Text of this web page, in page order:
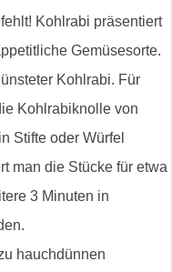
Kohlrabi präsentiert
Gemüsesorte.
Kohlrabi. Für
Kohlrabiknolle von
Stifte oder Würfel
man die Stücke für etwa
3 Minuten in
hauchdünnen